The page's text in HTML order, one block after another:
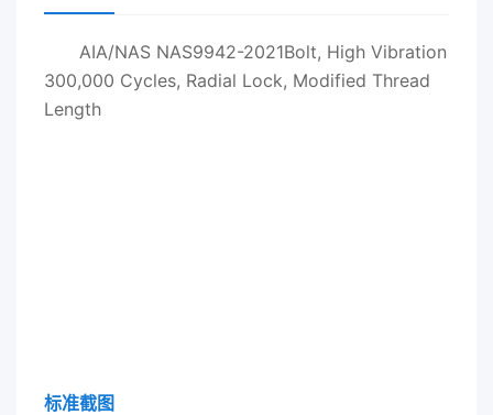
AIA/NAS NAS9942-2021Bolt, High Vibration
300,000 Cycles, Radial Lock, Modified Thread
Length
标准截图